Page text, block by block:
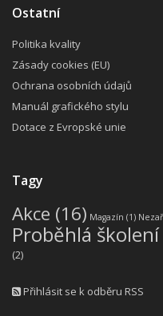
Ostatní
Politika kvality
Zásady cookies (EU)
Ochrana osobních údajů
Manuál grafického stylu
Dotace z Evropské unie
Tagy
Akce (16) Magazín (1)
Proběhlá školení
(2)
Přihlásit se k odběru RSS